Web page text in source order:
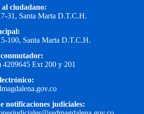
ciudadano:
31, Santa Marta D.T.C.H.
100, Santa Marta D.T.C.H.
4209645 Ext 200 y 201
notificaciones judiciales: